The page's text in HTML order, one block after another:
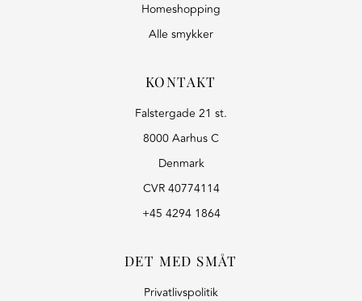
Homeshopping
Alle smykker
KONTAKT
Falstergade 21 st.
8000 Aarhus C
Denmark
CVR 40774114
+45 4294 1864
DET MED SMÅT
Privatlivspolitik